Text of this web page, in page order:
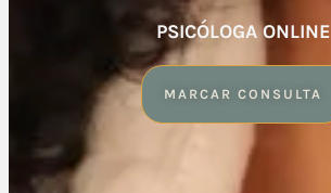
PSICÓLOGA ONLINE
MARCAR CONSULTA